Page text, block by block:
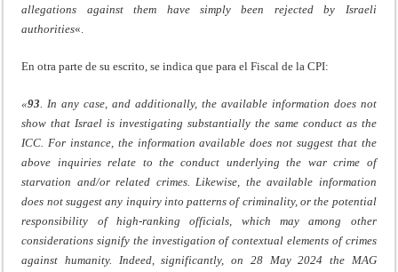
allegations against them have simply been rejected by Israeli
authorities«.
En otra parte de su escrito, se indica que para el Fiscal de la CPI:
«93. In any case, and additionally, the available information does not
show that Israel is investigating substantially the same conduct as the
ICC. For instance, the information available does not suggest that the
above inquiries relate to the conduct underlying the war crime of
starvation and/or related crimes. Likewise, the available information
does not suggest any inquiry into patterns of criminality, or the potential
responsibility of high-ranking officials, which may among other
considerations signify the investigation of contextual elements of crimes
against humanity. Indeed, significantly, on 28 May 2024 the MAG